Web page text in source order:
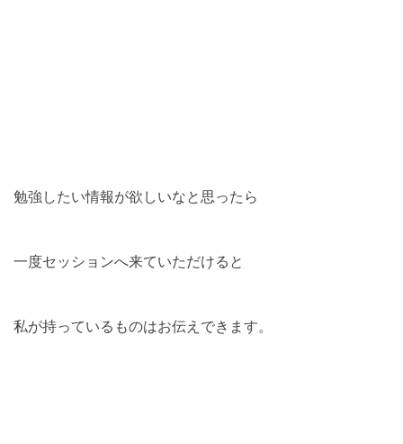
勉強したい情報が欲しいなと思ったら
一度セッションへ来ていただけると
私が持っているものはお伝えできます。